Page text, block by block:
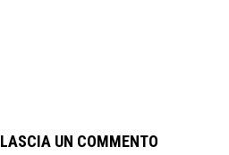
LASCIA UN COMMENTO